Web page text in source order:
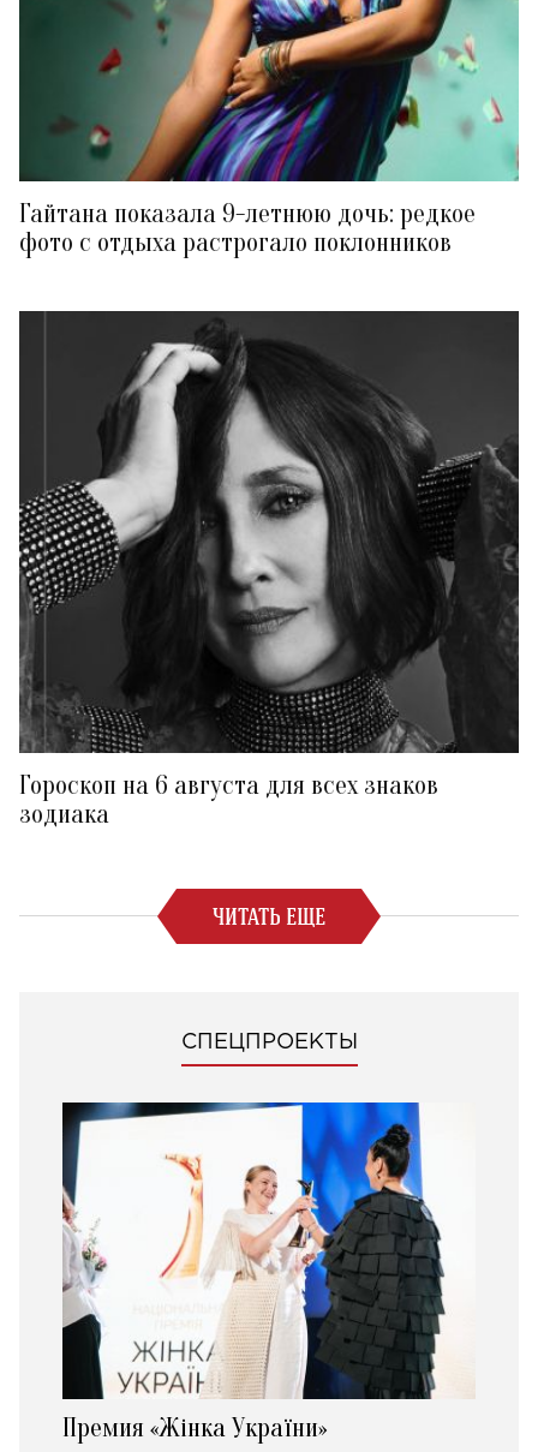
Гайтана показала 9-летнюю дочь: редкое
фото с отдыха растрогало поклонников
Гороскоп на 6 августа для всех знаков
зодиака
ЧИТАТЬ ЕЩЕ
СПЕЦПРОЕКТЫ
Премия «Жінка України»